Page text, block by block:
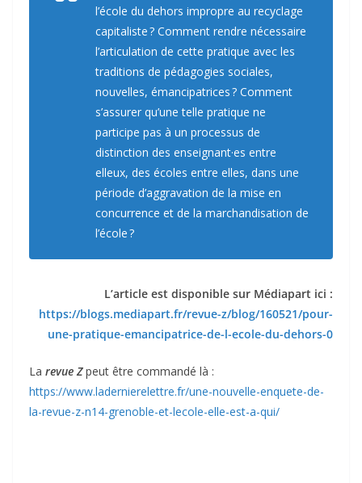
l’école du dehors impropre au recyclage
capitaliste ? Comment rendre nécessaire
l’articulation de cette pratique avec les
traditions de pédagogies sociales,
nouvelles, émancipatrices ? Comment
s’assurer qu’une telle pratique ne
participe pas à un processus de
distinction des enseignant·es entre
elleux, des écoles entre elles, dans une
période d’aggravation de la mise en
concurrence et de la marchandisation de
l’école ?
L’article est disponible sur Médiapart ici :
https://blogs.mediapart.fr/revue-z/blog/160521/pour-
une-pratique-emancipatrice-de-l-ecole-du-dehors-0
La revue Zpeut être commandé là :
https://www.ladernierelettre.fr/une-nouvelle-enquete-de-
la-revue-z-n14-grenoble-et-lecole-elle-est-a-qui/